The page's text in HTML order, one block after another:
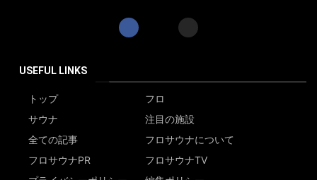
USEFUL LINKS
トップ
フロ
サウナ
注目の施設
全ての記事
フロサウナについて
フロサウナPR
フロサウナTV